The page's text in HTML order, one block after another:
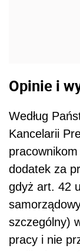
Opinie i
Według
Kancelarii
dodatek za
gdyż art. 42
szczególny)
pracy i nie